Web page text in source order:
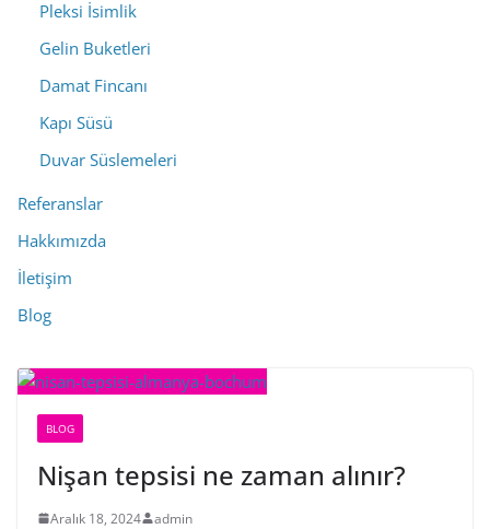
Pleksi İsimlik
Gelin Buketleri
Damat Fincanı
Kapı Süsü
Duvar Süslemeleri
Referanslar
Hakkımızda
İletişim
Blog
BLOG
Nişan tepsisi ne zaman alınır?
Aralık 18, 2024 admin